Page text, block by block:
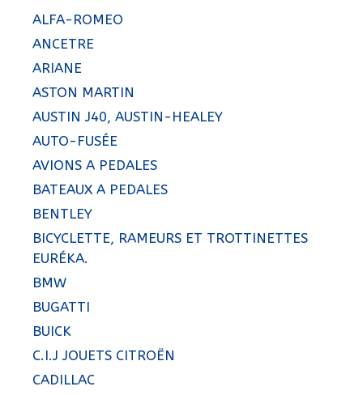
ALFA-ROMEO
ANCETRE
ARIANE
ASTON MARTIN
AUSTIN J40, AUSTIN-HEALEY
AUTO-FUSÉE
AVIONS A PEDALES
BATEAUX A PEDALES
BENTLEY
BICYCLETTE, RAMEURS ET TROTTINETTES
EURÉKA.
BMW
BUGATTI
BUICK
C.I.J JOUETS CITROËN
CADILLAC